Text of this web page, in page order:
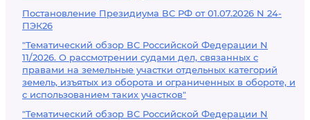
Постановление Президиума ВС РФ от 01.07.2026 N 24-
ПЭК26
"Тематический обзор ВС Российской Федерации N
11/2026. О рассмотрении судами дел, связанных с
правами на земельные участки отдельных категорий
земель, изъятых из оборота и ограниченных в обороте, и
с использованием таких участков"
"Тематический обзор ВС Российской Федерации N